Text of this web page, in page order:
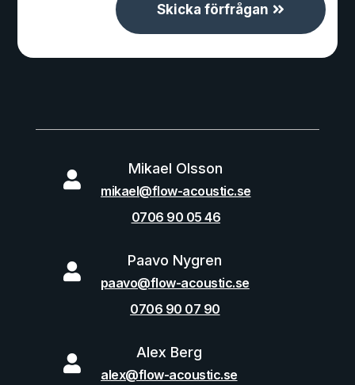
Skicka förfrågan

Mikael Olsson
mikael@flow-acoustic.se
0706 90 05 46

Paavo Nygren
paavo@flow-acoustic.se
0706 90 07 90

Alex Berg
alex@flow-acoustic.se